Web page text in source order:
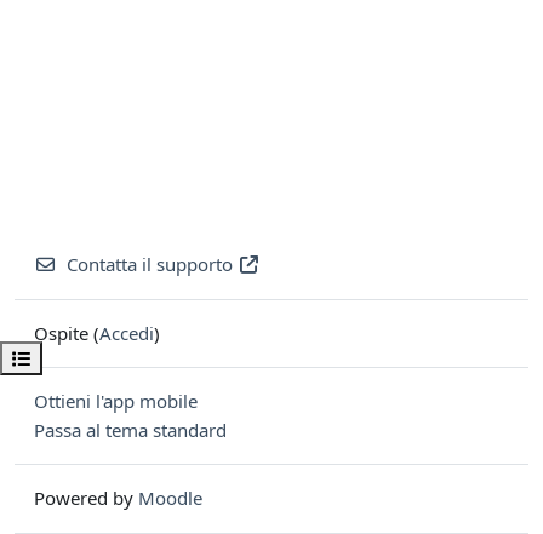
Apri indice del corso
Contatta il supporto
Ospite (Accedi)
Ottieni l'app mobile
Passa al tema standard
Powered by Moodle